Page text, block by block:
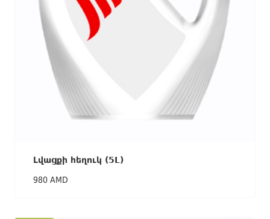
Լվացքի հեղուկ (5L)
980 AMD